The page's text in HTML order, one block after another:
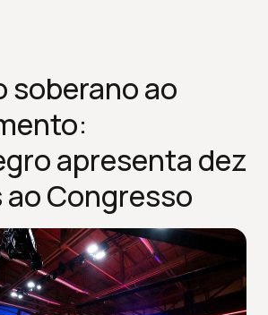
soberano ao
apresenta dez
Congresso